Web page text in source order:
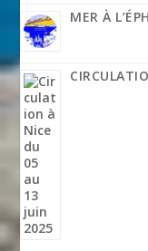
MER À